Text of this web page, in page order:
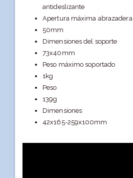
antideslizante
Apertura máxima abrazadera
50mm
Dimensiones del soporte
73x40mm
Peso máximo soportado
1kg
Peso
139g
Dimensiones
42x165-259x100mm